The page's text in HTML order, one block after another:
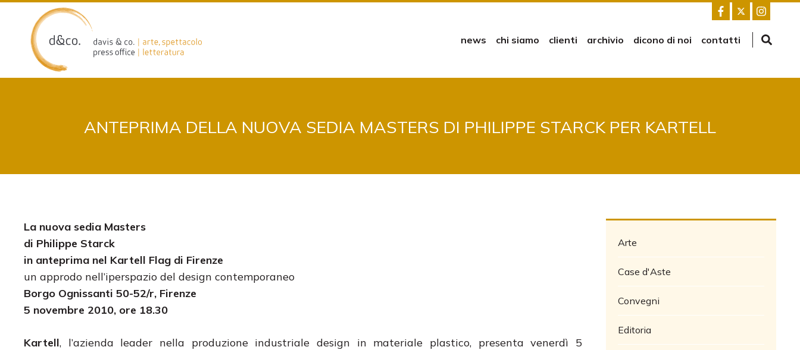
content
news chi siamo clienti archivio dicono di noi contatti
ANTEPRIMA DELLA NUOVA SEDIA MASTERS DI PHILIPPE STARCK PER KARTELL
La nuova sedia Masters
di Philippe Starck
in anteprima nel Kartell Flag di Firenze
un approdo nell’iperspazio del design contemporaneo
Borgo Ognissanti 50-52/r, Firenze
5 novembre 2010, ore 18.30
Kartell, l’azienda leader nella produzione industriale design in materiale plastico, presenta venerdì 5
Arte
Case d'Aste
Convegni
Editoria